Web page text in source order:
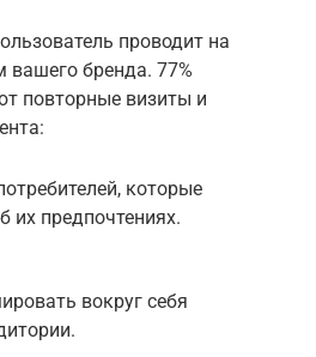
проводит на
вашего бренда. 77%
повторные визиты и
которые
их предпочтениях.
вокруг себя